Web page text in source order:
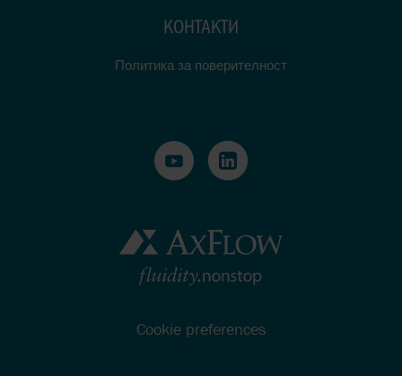
КОНТАКТИ
Политика за поверителност
Cookie preferences